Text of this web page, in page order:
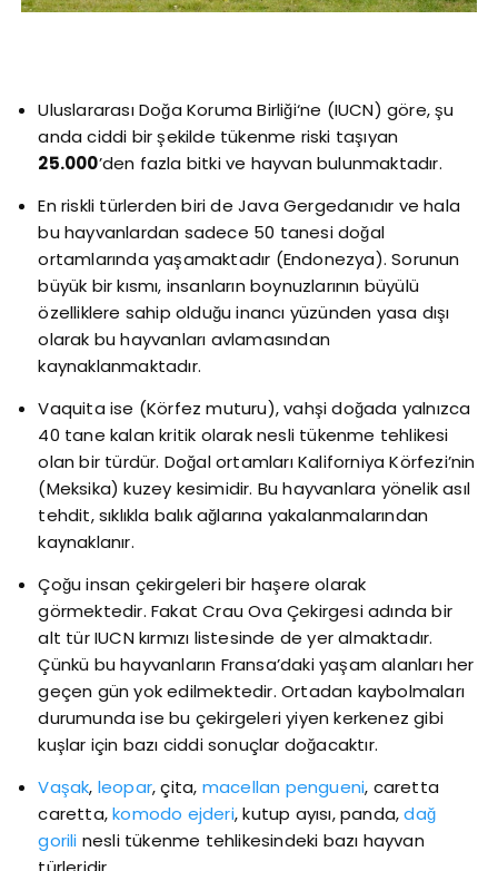
Uluslararası Doğa Koruma Birliği‘ne (IUCN) göre, şu
anda ciddi bir şekilde tükenme riski taşıyan
25.000’den fazla bitki ve hayvan bulunmaktadır.
En riskli türlerden biri de Java Gergedanıdır ve hala
bu hayvanlardan sadece 50 tanesi doğal
ortamlarında yaşamaktadır (Endonezya). Sorunun
büyük bir kısmı, insanların boynuzlarının büyülü
özelliklere sahip olduğu inancı yüzünden yasa dışı
olarak bu hayvanları avlamasından
kaynaklanmaktadır.
Vaquita ise (Körfez muturu), vahşi doğada yalnızca
40 tane kalan kritik olarak nesli tükenme tehlikesi
olan bir türdür. Doğal ortamları Kaliforniya Körfezi’nin
(Meksika) kuzey kesimidir. Bu hayvanlara yönelik asıl
tehdit, sıklıkla balık ağlarına yakalanmalarından
kaynaklanır.
Çoğu insan çekirgeleri bir haşere olarak
görmektedir. Fakat Crau Ova Çekirgesi adında bir
alt tür IUCN kırmızı listesinde de yer almaktadır.
Çünkü bu hayvanların Fransa’daki yaşam alanları her
geçen gün yok edilmektedir. Ortadan kaybolmaları
durumunda ise bu çekirgeleri yiyen kerkenez gibi
kuşlar için bazı ciddi sonuçlar doğacaktır.
Vaşak, leopar, çita, macellan pengueni, caretta
caretta,komodo ejderi, kutup ayısı, panda,dağ
gorili nesli tükenme tehlikesindeki bazı hayvan